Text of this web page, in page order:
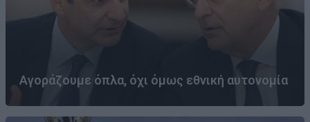
Αγοράζουμε όπλα, όχι όμως εθνική αυτονομία